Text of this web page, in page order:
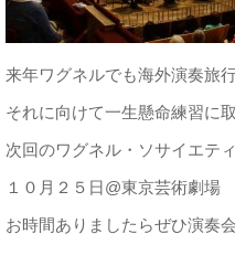
来年ワグネルでも海外演奏旅
それに向けて一生懸命練習に
次回のワグネル・ソサイエテ
１０月２５日@東京芸術劇
お時間ありましたらぜひ演奏